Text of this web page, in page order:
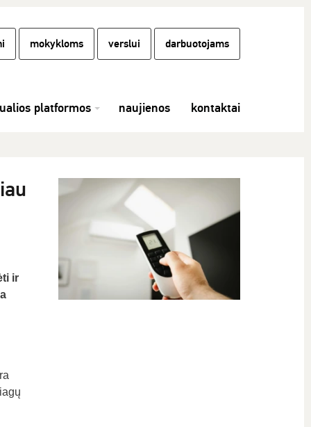
mokykloms verslui darbuotojams
platformos naujienos kontaktai
ir